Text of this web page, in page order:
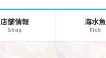
店舗情報
Shop
海水魚
Fish